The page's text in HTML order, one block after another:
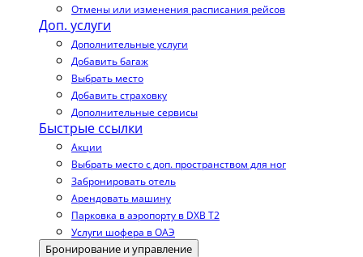
Отмены или изменения расписания рейсов
Доп. услуги
Дополнительные услуги
Добавить багаж
Выбрать место
Добавить страховку
Дополнительные сервисы
Быстрые ссылки
Акции
Выбрать место с доп. пространством для ног
Забронировать отель
Арендовать машину
Парковка в аэропорту в DXB T2
Услуги шофера в ОАЭ
Бронирование и управление